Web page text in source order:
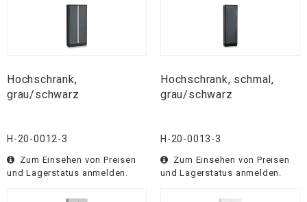
Hochschrank,
grau/schwarz
H-20-0012-3
Zum Einsehen von Preisen
und Lagerstatus anmelden.
Hochschrank, schmal,
grau/schwarz
H-20-0013-3
Zum Einsehen von Preisen
und Lagerstatus anmelden.